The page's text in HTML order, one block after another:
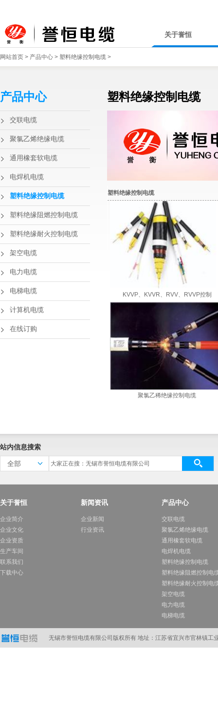
关于誉恒
网站首页 > 产品中心 > 塑料绝缘控制电缆 >
产品中心
交联电缆
聚氯乙烯绝缘电缆
通用橡套软电缆
电焊机电缆
塑料绝缘控制电缆
塑料绝缘阻燃控制电缆
塑料绝缘耐火控制电缆
架空电缆
电力电缆
电梯电缆
计算机电缆
在线订购
塑料绝缘控制电缆
塑料绝缘控制电缆
KVVP、KVVR、RVV、RVVP控制
聚氯乙稀绝缘控制电缆
站内信息搜索
全部
关于誉恒
企业简介
企业文化
企业资质
生产车间
联系我们
下载中心
新闻资讯
企业新闻
行业资讯
产品中心
交联电缆
聚氯乙烯绝缘电缆
通用橡套软电缆
电焊机电缆
塑料绝缘控制电缆
塑料绝缘阻燃控制电
塑料绝缘耐火控制电
架空电缆
电力电缆
电梯电缆
在线订购
无锡市誉恒电缆有限公司版权所有 地址：江苏省宜兴市官林镇